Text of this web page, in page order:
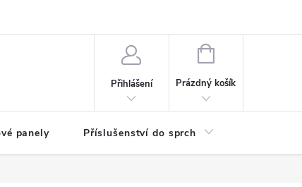
Přihlášení
NÁKUPNÍ
Prázdný košík
panely Příslušenství do sprch